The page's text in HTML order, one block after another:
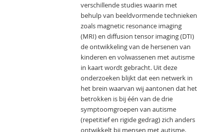
verschillende studies waarin met
behulp van beeldvormende technieken
zoals magnetic resonance imaging
(MRI) en diffusion tensor imaging (DTI)
de ontwikkeling van de hersenen van
kinderen en volwassenen met autisme
in kaart wordt gebracht. Uit deze
onderzoeken blijkt dat een netwerk in
het brein waarvan wij aantonen dat het
betrokken is bij één van de drie
symptoomgroepen van autisme
(repetitief en rigide gedrag) zich anders